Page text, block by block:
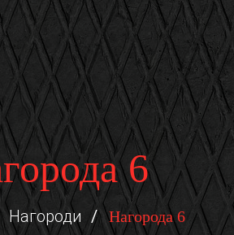
6
Нагороди Нагорода 6